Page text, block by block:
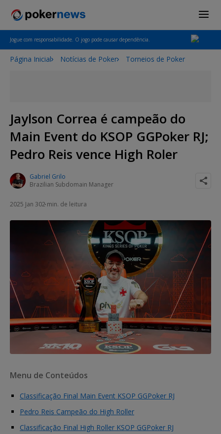
Jogue com responsabilidade. O jogo pode causar dependência.
Página Inicial Notícias de Poker Torneios de Poker
Jaylson Correa é campeão do
Main Event do KSOP GGPoker RJ;
Pedro Reis vence High Roler
Gabriel Grilo
Brazilian Subdomain Manager
2025 Jan 302 min. de leitura
Menu de Conteúdos
Classificação Final Main Event KSOP GGPoker RJ
Pedro Reis Campeão do High Roller
Classificação Final High Roller KSOP GGPoker RJ